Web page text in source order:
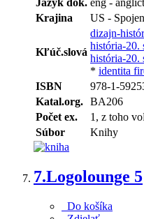
Krajina
US -
Kľúč.slová
dizajn-
história-20.
história-20.
* identita
ISBN
978-1-
Katal.org. BA206
Počet ex.
1, z toho
Súbor
Knihy
7.Logolounge 5
Do košíka